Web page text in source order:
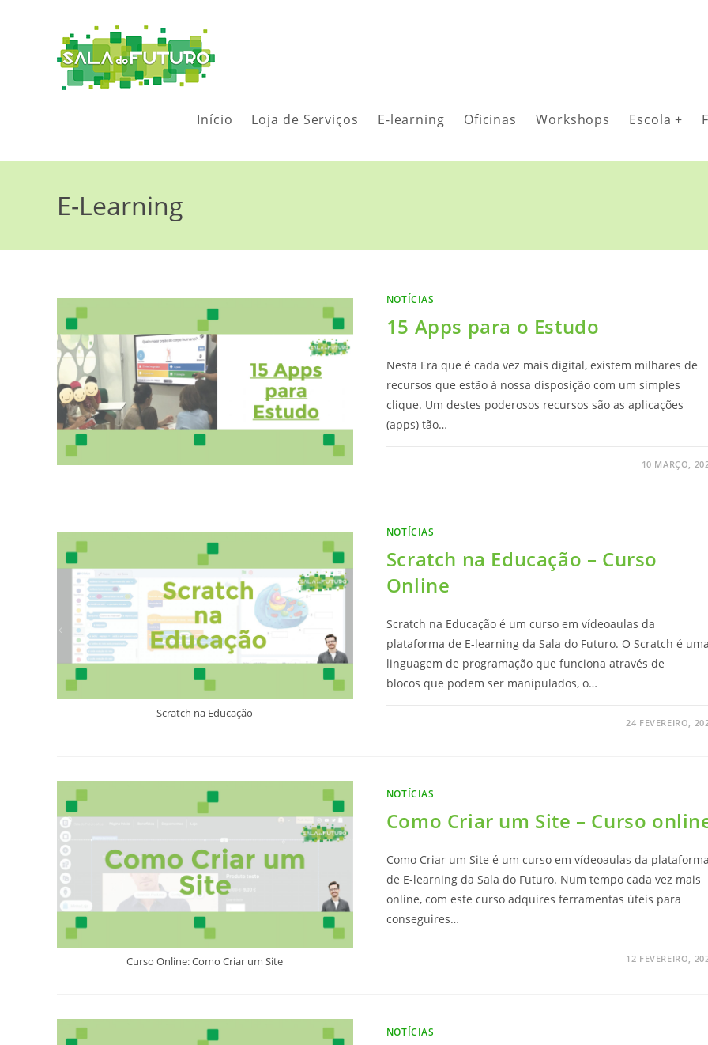
Início Loja de Serviços E-learning Oficinas Workshops Escola +
E-Learning
NOTÍCIAS
15 Apps para o Estudo
Nesta Era que é cada vez mais digital, existem milhares de
recursos que estão à nossa disposição com um simples
clique. Um destes poderosos recursos são as aplicações
(apps) tão…
10 MARÇO,
Scratch na Educação
NOTÍCIAS
Scratch na Educação – Curso
Online
Scratch na Educação é um curso em vídeoaulas da
plataforma de E-learning da Sala do Futuro. O Scratch é uma
linguagem de programação que funciona através de
blocos que podem ser manipulados, o…
24 FEVEREIRO,
Curso Online: Como Criar um Site
NOTÍCIAS
Como Criar um Site – Curso
Como Criar um Site é um curso em vídeoaulas da plataforma
de E-learning da Sala do Futuro. Num tempo cada vez mais
online, com este curso adquires ferramentas úteis para
conseguires…
12 FEVEREIRO,
NOTÍCIAS